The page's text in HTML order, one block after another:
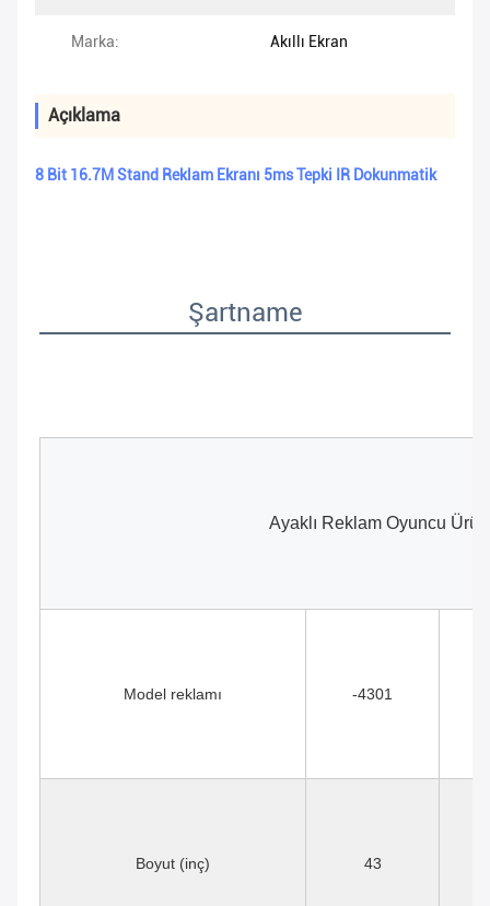
Marka: Akıllı Ekran
Açıklama
8 Bit 16.7M Stand Reklam Ekranı 5ms Tepki IR Dokunmatik
Şartname
Ayaklı Reklam Oyuncu
Model reklamı -4301
Boyut (inç) 43